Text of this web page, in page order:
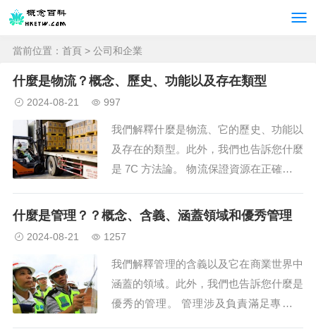
當前位置： 首頁 > 公司和企業
什麼是物流？概念、歷史、功能以及存在類型
2024-08-21 997
我們解釋什麼是物流、它的歷史、功能以
及存在的類型。此外，我們也告訴您什麼
是 7C 方法論。 物流保證資源在正確的時
是對組織公司、服務或任何計劃的不同方
什麼是管理？？概念、含義、涵蓋領域和優秀管理
2024-08-21 1257
我們解釋管理的含義以及它在商業世界中
涵蓋的領域。此外，我們也告訴您什麼是
優秀的管理。 管理涉及負責滿足專案的